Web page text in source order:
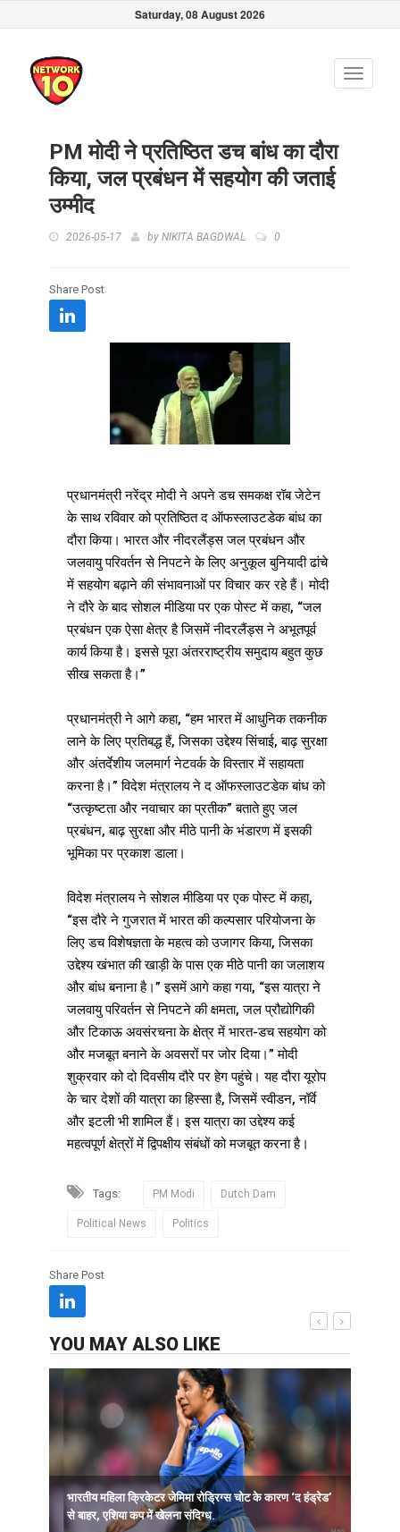
Saturday, 08 August 2026
Toggle
PM मोदी ने प्रतिष्ठित डच बांध का दौरा
किया, जल प्रबंधन में सहयोग की जताई
उम्मीद
2026-05-17 by NIKITA BAGDWAL 0
Share Post
प्रधानमंत्री नरेंद्र मोदी ने अपने डच समकक्ष रॉब जेटेन
के साथ रविवार को प्रतिष्ठित द ऑफस्लाउटडेक बांध का
दौरा किया। भारत और नीदरलैंड्स जल प्रबंधन और
जलवायु परिवर्तन से निपटने के लिए अनुकूल बुनियादी ढांचे
में सहयोग बढ़ाने की संभावनाओं पर विचार कर रहे हैं। मोदी
ने दौरे के बाद सोशल मीडिया पर एक पोस्ट में कहा, “जल
प्रबंधन एक ऐसा क्षेत्र है जिसमें नीदरलैंड्स ने अभूतपूर्व
कार्य किया है। इससे पूरा अंतरराष्ट्रीय समुदाय बहुत कुछ
सीख सकता है।”
प्रधानमंत्री ने आगे कहा, “हम भारत में आधुनिक तकनीक
लाने के लिए प्रतिबद्ध हैं, जिसका उद्देश्य सिंचाई, बाढ़ सुरक्षा
और अंतर्देशीय जलमार्ग नेटवर्क के विस्तार में सहायता
करना है।” विदेश मंत्रालय ने द ऑफस्लाउटडेक बांध को
“उत्कृष्टता और नवाचार का प्रतीक” बताते हुए जल
प्रबंधन, बाढ़ सुरक्षा और मीठे पानी के भंडारण में इसकी
भूमिका पर प्रकाश डाला।
विदेश मंत्रालय ने सोशल मीडिया पर एक पोस्ट में कहा,
“इस दौरे ने गुजरात में भारत की कल्पसार परियोजना के
लिए डच विशेषज्ञता के महत्व को उजागर किया, जिसका
उद्देश्य खंभात की खाड़ी के पास एक मीठे पानी का जलाशय
और बांध बनाना है।” इसमें आगे कहा गया, “इस यात्रा ने
जलवायु परिवर्तन से निपटने की क्षमता, जल प्रौद्योगिकी
और टिकाऊ अवसंरचना के क्षेत्र में भारत-डच सहयोग को
और मजबूत बनाने के अवसरों पर जोर दिया।” मोदी
शुक्रवार को दो दिवसीय दौरे पर हेग पहुंचे। यह दौरा यूरोप
के चार देशों की यात्रा का हिस्सा है, जिसमें स्वीडन, नॉर्वे
और इटली भी शामिल हैं। इस यात्रा का उद्देश्य कई
महत्वपूर्ण क्षेत्रों में द्विपक्षीय संबंधों को मजबूत करना है।
Tags: PM Modi Dutch Dam
Political News Politics
Share Post
YOU MAY ALSO LIKE
भारतीय महिला क्रिकेटर जेमिमा रोड्रिग्स चोट के कारण ‘द हंड्रेड’
से बाहर, एशिया कप में खेलना संदिग्ध.